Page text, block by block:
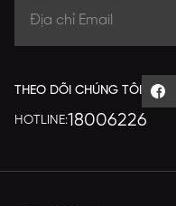
THEO DÕI CHÚNG TÔI
HOTLINE:18006226